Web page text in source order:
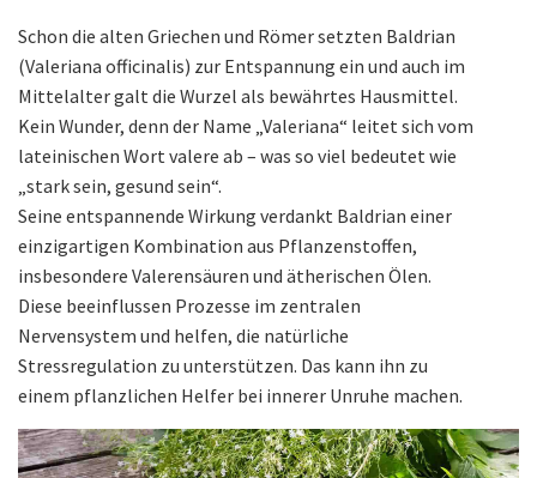
Schon die alten Griechen und Römer setzten Baldrian
(Valeriana officinalis) zur Entspannung ein und auch im
Mittelalter galt die Wurzel als bewährtes Hausmittel.
Kein Wunder, denn der Name „Valeriana“ leitet sich vom
lateinischen Wort valere ab – was so viel bedeutet wie
„stark sein, gesund sein“.
Seine entspannende Wirkung verdankt Baldrian einer
einzigartigen Kombination aus Pflanzenstoffen,
insbesondere Valerensäuren und ätherischen Ölen.
Diese beeinflussen Prozesse im zentralen
Nervensystem und helfen, die natürliche
Stressregulation zu unterstützen. Das kann ihn zu
einem pflanzlichen Helfer bei innerer Unruhe machen.